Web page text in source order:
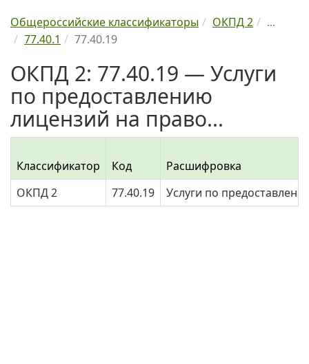
Общероссийские классификаторы ОКПД 2
...
77.40.1
77.40.19
ОКПД 2: 77.40.19 — Услуги
по предоставлению
лицензий на право...
Классификатор Код
Расшифровка
ОКПД 2
77.40.19 Услуги по